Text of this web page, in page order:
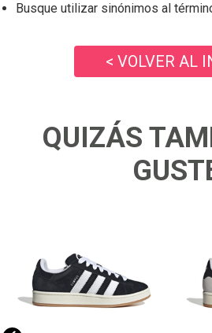
Busque utilizar sinónimos al
< VOLVER AL
QUIZÁS